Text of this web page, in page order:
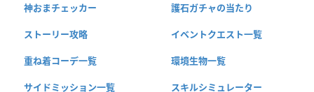
神おまチェッカー 護石ガチャの当たり
ストーリー攻略 イベントクエスト一覧
重ね着コーデ一覧 環境生物一覧
サイドミッション一覧 スキルシミュレーター